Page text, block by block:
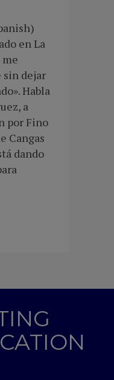
en La
me
sin dejar
Habla
a
por Fino
Cangas
dando